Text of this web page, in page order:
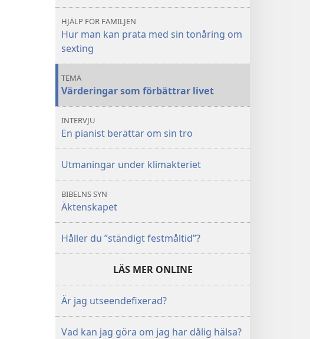
livet
HJÄLP FÖR FAMILJEN
Hur man kan prata med sin tonåring om
sexting
TEMA
Värderingar som förbättrar livet
INTERVJU
En pianist berättar om sin tro
Utmaningar under klimakteriet
BIBELNS SYN
Äktenskapet
Håller du ”ständigt festmåltid”?
LÄS MER ONLINE
Är jag utseendefixerad?
Vad kan jag göra om jag har dålig hälsa?